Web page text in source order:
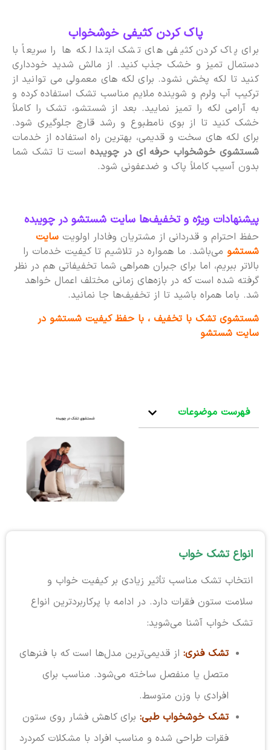
پاک کردن کثیفی خوشخواب
برای پاک کردن کثیفی های تشک ابتدا لکه ها را سریعاً با
دستمال تمیز و خشک جذب کنید. از مالش شدید خودداری
کنید تا لکه پخش نشود. برای لکه های معمولی می توانید از
ترکیب آب ولرم و شوینده ملایم مناسب تشک استفاده کرده و
به آرامی لکه را تمیز نمایید. بعد از شستشو، تشک را کاملاً
خشک کنید تا از بوی نامطبوع و رشد قارچ جلوگیری شود.
برای لکه های سخت و قدیمی، بهترین راه استفاده از خدمات
شستشوی خوشخواب حرفه ای در چویبدهاست تا تشک شما
بدون آسیب کاملاً پاک و ضدعفونی شود.
پیشنهادات ویژه و تخفیف‌ها سایت شستشو در چویبده
حفظ احترام و قدردانی از مشتریان وفادار اولویت سایت
شستشومی‌باشد. ما همواره در تلاشیم تا کیفیت خدمات را
بالاتر ببریم، اما برای جبران همراهی شما تخفیفاتی هم در نظر
گرفته شده است که در بازه‌های زمانی مختلف اعمال خواهد
شد. باما همراه باشید تا از تخفیف‌ها جا نمانید.
شستشوی تشک با تخفیف ، با حفظ کیفیت شستشو در
سایت شستشو
فهرست موضوعات
انواع تشک خواب
انتخاب تشک مناسب تأثیر زیادی بر کیفیت خواب و
سلامت ستون فقرات دارد. در ادامه با پرکاربردترین انواع
تشک خواب آشنا می‌شوید:
تشک فنری:از قدیمی‌ترین مدل‌ها است که با فنرهای
متصل یا منفصل ساخته می‌شود. مناسب برای
افرادی با وزن متوسط.
تشک خوشخواب طبی:برای کاهش فشار روی ستون
فقرات طراحی شده و مناسب افراد با مشکلات کمردرد